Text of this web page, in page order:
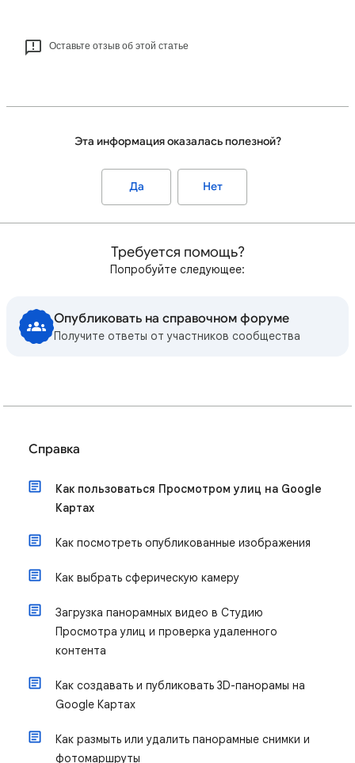
Оставьте отзыв об этой статье
Эта информация оказалась полезной?
Да Нет
Требуется помощь?
Попробуйте следующее:
Опубликовать на справочном форуме
Получите ответы от участников сообщества
Справка
Как пользоваться Просмотром улиц на Google
Картах
Как посмотреть опубликованные изображения
Как выбрать сферическую камеру
Загрузка панорамных видео в Студию
Просмотра улиц и проверка удаленного
контента
Как создавать и публиковать 3D-панорамы на
Google Картах
Как размыть или удалить панорамные снимки и
фотомаршруты